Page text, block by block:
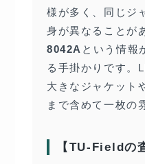
様が多く、同じジ
身が異なることが
8042A という情報
る手掛かりです。
大きなジャケット
まで含めて一枚の
【TU-Fieldの